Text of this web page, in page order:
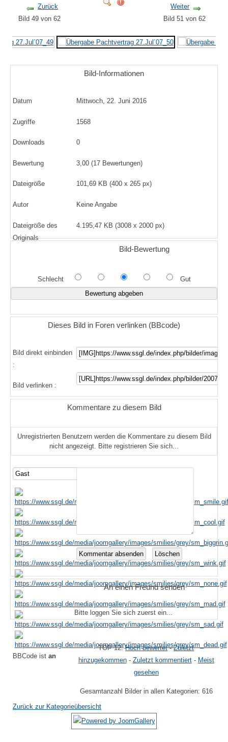
Zurück
Bild 49 von 62
Weiter
Bild 51 von 62
Bild-Informationen
Datum Mittwoch, 22. Juni 2016
Zugriffe 1568
Downloads 0
Bewertung 3,00 (17 Bewertungen)
Dateigröße 101,69 KB (400 x 265 px)
Autor Keine Angabe
Dateigröße des
Originals
4.195,47 KB (3008 x 2000 px)
Bild-Bewertung
Schlecht Gut
Dieses Bild in Foren verlinken (BBcode)
Bild direkt einbinden
:
Bild verlinken :
Kommentare zu diesem Bild
Unregistrierten Benutzern werden die Kommentare zu diesem Bild
nicht angezeigt. Bitte registrieren Sie sich...
BBCode ist an
An einen Freund senden
Bitte loggen Sie sich zuerst ein...
TOP 12:Hoch bewertet-Zuletzt
hinzugekommen- Zuletzt kommentiert- Meist
gesehen
Gesamtanzahl Bilder in allen Kategorien: 616
Zurück zur Kategorieübersicht